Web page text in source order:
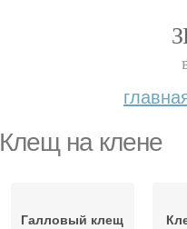
Клещ на клене
Галловый клещ